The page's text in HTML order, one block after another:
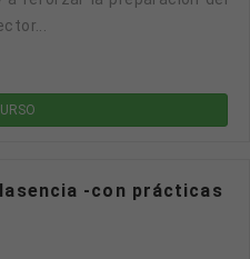
-con prácticas